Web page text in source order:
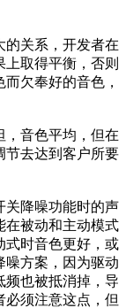
的关系，开发者在
取得平衡，否则
欠奉好的音色，
，音色平均，但在
节去达到客户所要
关降噪功能时的声
在被动和主动模式
式时音色更好，或
噪方案，因为驱动
频也被抵消掉，导
必须注意这点，但